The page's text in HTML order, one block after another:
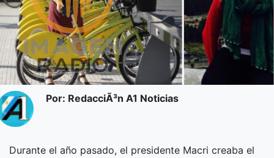
Por: RedacciÃ³n A1 Noticias
Durante el año pasado, el presidente Macri creaba el